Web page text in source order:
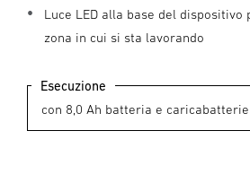
Luce LED alla base del
zona in cui si sta lavorando
Esecuzione